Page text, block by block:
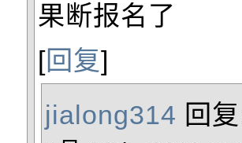
果断报名了
[回复]
jialong314 回